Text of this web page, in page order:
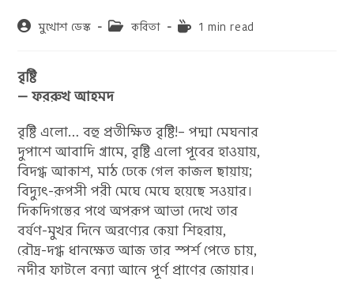
Postমুখোশ ডেস্ক
Postকবিতা
Reading1 min read
বৃষ্টি
— ফররুখ আহমদ
বৃষ্টি এলো… বহু প্রতীক্ষিত বৃষ্টি!– পদ্মা মেঘনার
দুপাশে আবাদি গ্রামে, বৃষ্টি এলো পূবের হাওয়ায়,
বিদগ্ধ আকাশ, মাঠ ঢেকে গেল কাজল ছায়ায়;
বিদ্যুৎ-রূপসী পরী মেঘে মেঘে হয়েছে সওয়ার।
দিকদিগন্তের পথে অপরূপ আভা দেখে তার
বর্ষণ-মুখর দিনে অরণ্যের কেয়া শিহরায়,
রৌদ্র-দগ্ধ ধানক্ষেত আজ তার স্পর্শ পেতে চায়,
নদীর ফাটলে বন্যা আনে পূর্ণ প্রাণের জোয়ার।